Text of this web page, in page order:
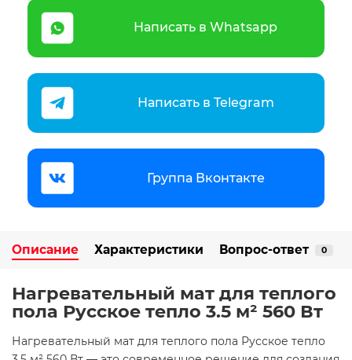
Написать в Whatsapp
Написать в Telegram
Группа Вконтакте
Описание Характеристики Вопрос-ответ 0
Нагревательный мат для теплого
пола Русское тепло 3.5 м² 560 Вт
Нагревательный мат для теплого пола Русское тепло